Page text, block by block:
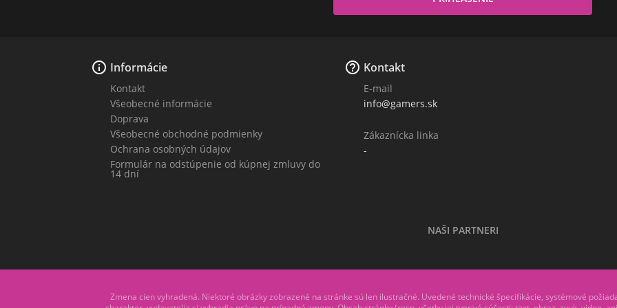
 Informácie
Kontakt
Všeobecné informácie
Doprava
Všeobecné obchodné podmienky
Ochrana osobných údajov
Formulár na odstúpenie od kúpnej zmluvy do
14 dní
 Kontakt
E-mail
info@gamers.sk
Zákaznícka linka
-
NAŠI PARTNERI
Zmena cien vyhradená. Niektoré obrázky zobrazené na stránke sú len ilustračné. Uvedené technické špecifikácie, systémové